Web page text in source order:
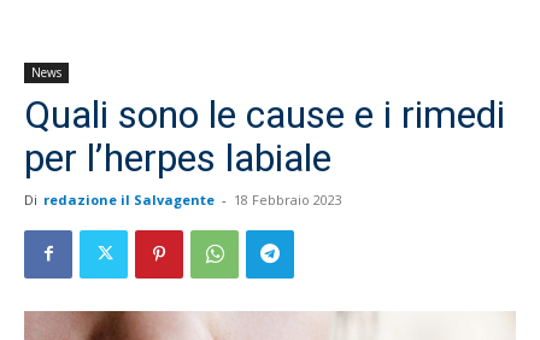
News
Quali sono le cause e i rimedi
per l’herpes labiale
Di redazione il Salvagente - 18 Febbraio 2023